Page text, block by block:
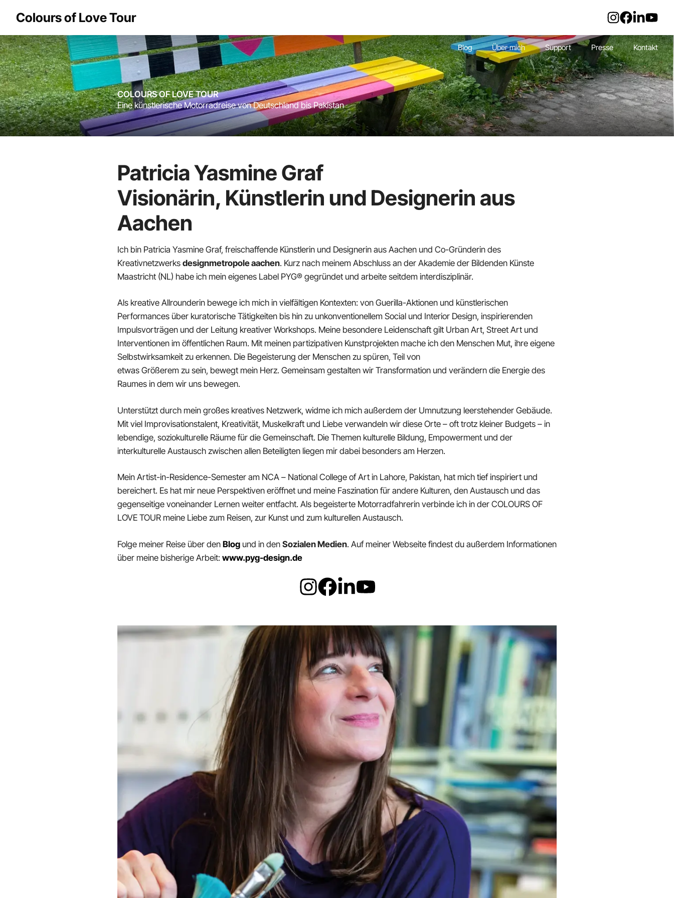
Inhalt
springen
Colours of Love Tour
Blog Über mich Support Presse Kontakt
COLOURS OF LOVE TOUR
Eine künstlerische Motorradreise von Deutschland bis Pakistan
Patricia Yasmine Graf
Visionärin, Künstlerin und Designerin aus
Aachen
Ich bin Patricia Yasmine Graf, freischaffende Künstlerin und Designerin aus Aachen und Co-Gründerin des
Kreativnetzwerks designmetropole aachen. Kurz nach meinem Abschluss an der Akademie der Bildenden Künste
Maastricht (NL) habe ich mein eigenes Label PYG® gegründet und arbeite seitdem interdisziplinär.
Als kreative Allrounderin bewege ich mich in vielfältigen Kontexten: von Guerilla-Aktionen und künstlerischen
Performances über kuratorische Tätigkeiten bis hin zu unkonventionellem Social und Interior Design, inspirierenden
Impulsvorträgen und der Leitung kreativer Workshops. Meine besondere Leidenschaft gilt Urban Art, Street Art und
Interventionen im öffentlichen Raum. Mit meinen partizipativen Kunstprojekten mache ich den Menschen Mut, ihre eigene
Selbstwirksamkeit zu erkennen. Die Begeisterung der Menschen zu spüren, Teil von
etwas Größerem zu sein, bewegt mein Herz. Gemeinsam gestalten wir Transformation und verändern die Energie des
Raumes in dem wir uns bewegen.
Unterstützt durch mein großes kreatives Netzwerk, widme ich mich außerdem der Umnutzung leerstehender Gebäude.
Mit viel Improvisationstalent, Kreativität, Muskelkraft und Liebe verwandeln wir diese Orte – oft trotz kleiner Budgets – in
lebendige, soziokulturelle Räume für die Gemeinschaft. Die Themen kulturelle Bildung, Empowerment und der
interkulturelle Austausch zwischen allen Beteiligten liegen mir dabei besonders am Herzen.
Mein Artist-in-Residence-Semester am NCA – National College of Art in Lahore, Pakistan, hat mich tief inspiriert und
bereichert. Es hat mir neue Perspektiven eröffnet und meine Faszination für andere Kulturen, den Austausch und das
gegenseitige voneinander Lernen weiter entfacht. Als begeisterte Motorradfahrerin verbinde ich in der COLOURS OF
LOVE TOUR meine Liebe zum Reisen, zur Kunst und zum kulturellen Austausch.
Folge meiner Reise über den Blog und in den Sozialen Medien. Auf meiner Webseite findest du außerdem Informationen
über meine bisherige Arbeit: www.pyg-design.de